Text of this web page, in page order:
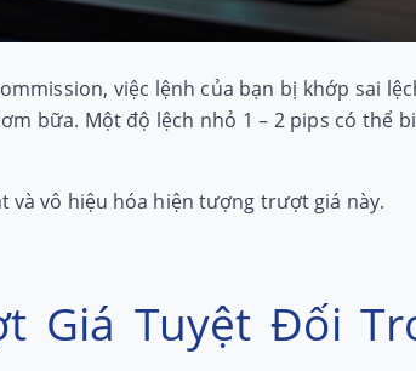
việc lệnh của bạn bị khớp sai
bữa. Một độ lệch nhỏ 1 – 2 pips có thể
và vô hiệu hóa hiện tượng trượt giá này.
Giá Tuyệt Đối